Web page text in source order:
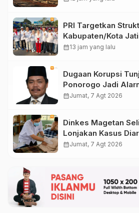
PRI Targetkan
Kabupaten/Kota
DPR RI pada Pemilu
calendar_month13 jam yang lalu
Dugaan Korupsi
Ponorogo Jadi
Magetan Perkuat
calendar_monthJumat, 7 Agt 2026
Dinkes Magetan
Lonjakan Kasus
Lakukan
calendar_monthJumat, 7 Agt 2026